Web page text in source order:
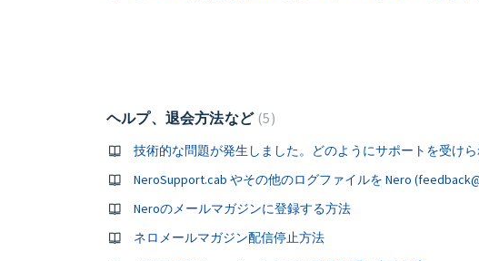
ヘルプ、退会方法など 5
技術的な問題が発生しました。どのようにサポートを受けら
Neroのメールマガジンに登録する方法
ネロメールマガジン配信停止方法